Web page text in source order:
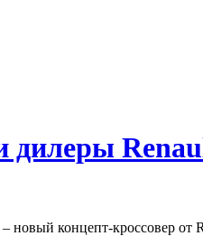
дилеры
новый концепт-кроссовер от